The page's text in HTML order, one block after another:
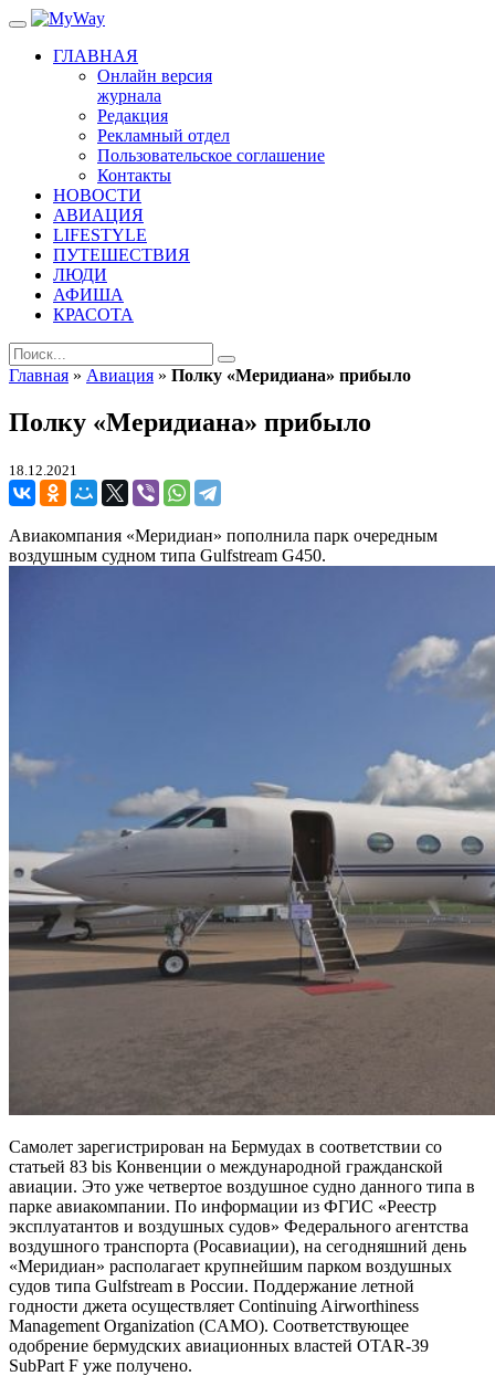
ГЛАВНАЯ
Онлайн версия
журнала
Редакция
Рекламный отдел
Пользовательское соглашение
Контакты
НОВОСТИ
АВИАЦИЯ
LIFESTYLE
ПУТЕШЕСТВИЯ
ЛЮДИ
АФИША
КРАСОТА
Главная » Авиация » Полку «Меридиана» прибыло
Полку «Меридиана» прибыло
18.12.2021
Авиакомпания «Меридиан» пополнила парк очередным
воздушным судном типа Gulfstream G450.
Самолет зарегистрирован на Бермудах в соответствии со
статьей 83 bis Конвенции о международной гражданской
авиации. Это уже четвертое воздушное судно данного типа в
парке авиакомпании. По информации из ФГИС «Реестр
эксплуатантов и воздушных судов» Федерального агентства
воздушного транспорта (Росавиации), на сегодняшний день
«Меридиан» располагает крупнейшим парком воздушных
судов типа Gulfstream в России. Поддержание летной
годности джета осуществляет Continuing Airworthiness
Management Organization (CAMO). Соответствующее
одобрение бермудских авиационных властей OTAR-39
SubPart F уже получено.